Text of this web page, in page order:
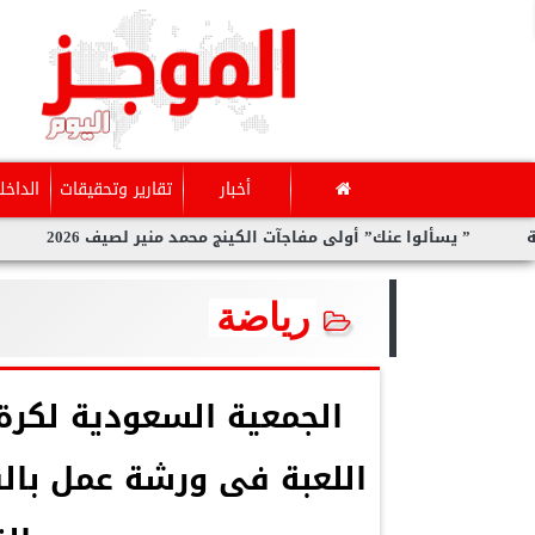
أخبار تقارير وتحقيقات
سارة عنك” أولى مفاجآت الكينج محمد منير لصيف 2026
رياضة
الجمعية السعودية
اللعبة فى ورشة عمل